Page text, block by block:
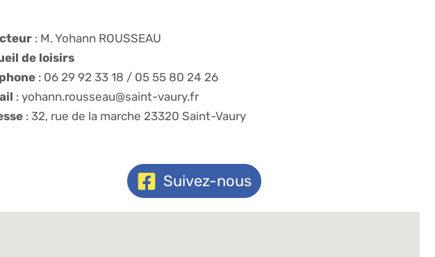
: M. Yohann ROUSSEAU
de loisirs
: 06 29 92 33 18 / 05 55 80 24 26
: yohann.rousseau@saint-vaury.fr
: 32, rue de la marche 23320 Saint-Vaury
Suivez-nous